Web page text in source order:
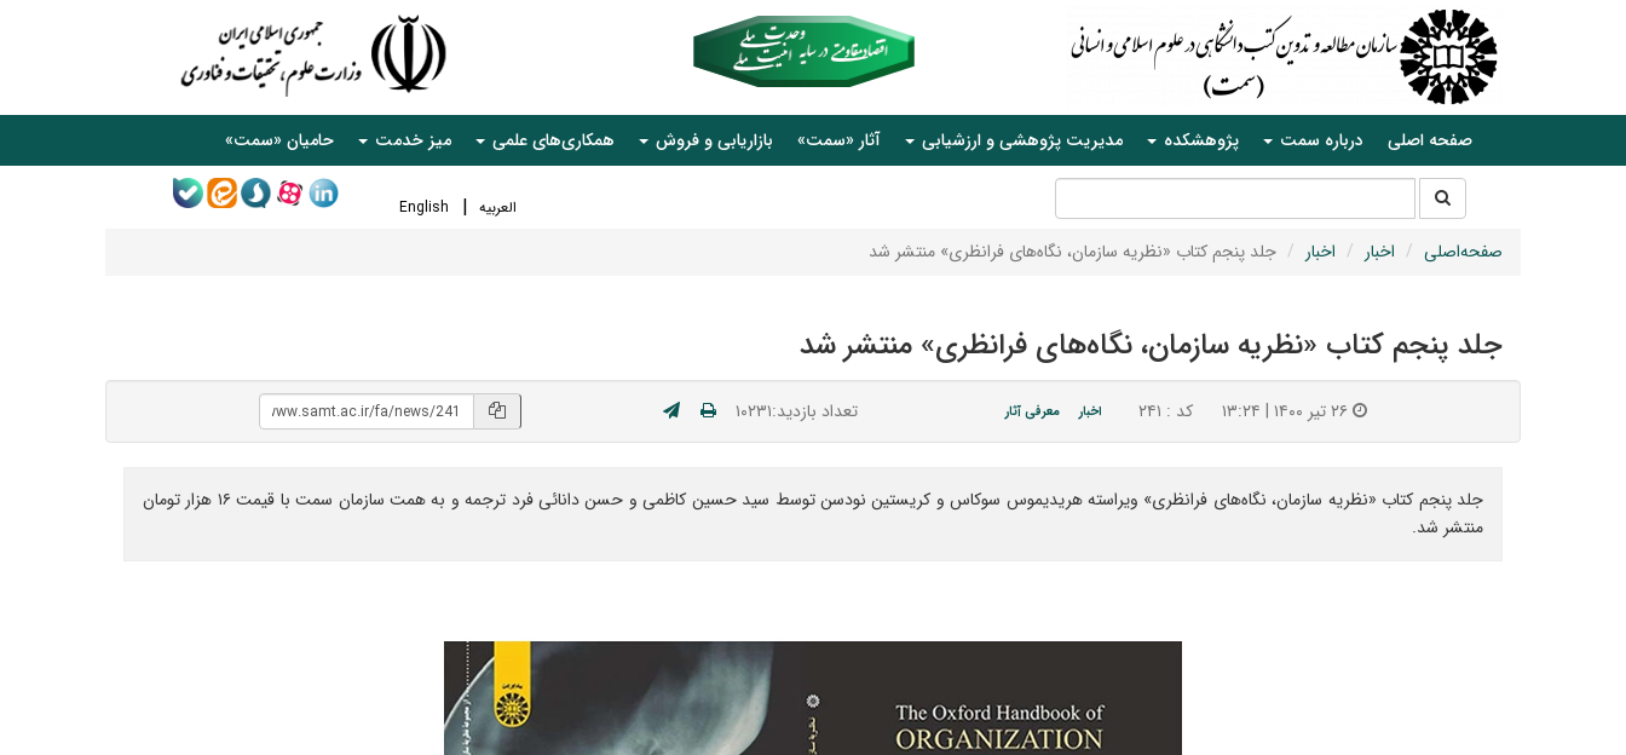
صفحه اصلی درباره سمت پژوهشکده مدیریت پژوهشی و ارزشیابی آثار «سمت» بازاریابی و فروش همکاری‌های علمی میز خدمت حامیان «سمت»
العربیه English جستجو
در
سایت صفحه‌اصلی اخبار اخبار جلد پنجم کتاب «نظریه سازمان، نگاه‌های فرانظری» منتشر شد
جلد پنجم کتاب «نظریه سازمان، نگاه‌های فرانظری» منتشر شد
۲۶ تیر ۱۴۰۰ | ۱۳:۲۴ کد : ۲۴۱ اخبار معرفی آثار تعداد بازدید:۱۰۲۳۱
جلد پنجم کتاب «نظریه سازمان، نگاه‌های فرانظری» ویراسته هریدیموس سوکاس و کریستین نودسن توسط سید حسین کاظمی و حسن دانائی فرد ترجمه و به همت سازمان سمت با قیمت ۱۶ هزار تومان
منتشر شد.